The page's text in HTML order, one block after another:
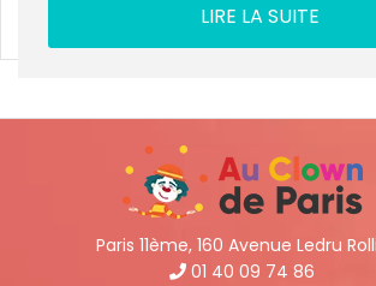
LIRE LA SUITE
Paris 11ème, 160 Avenue Ledru
01 40 09 74 86